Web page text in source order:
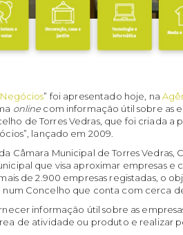
” foi apresentado hoje, na
online com informação útil sobre as
de Torres Vedras, que foi criada a
lançado em 2009.
Câmara Municipal de Torres Vedras,
que visa aproximar empresas e
de 2.900 empresas registadas, o
Concelho que conta com cerca
informação útil sobre as
de atividade ou produto e realizar